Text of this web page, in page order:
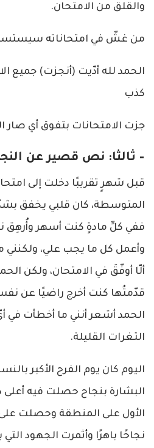
والقلق من الامتحان.
من غشّ في امتحاناته
الحمد لله أدّيت (أنجزت) جميع
كذب
جزت الامتحانات بتفوق أي صار
– ثالثا: نص قصير عن
قبل شهرٍ تقريبًا دخلت إلى
المتوسطة، كان قلبي يخفق
ففي كلِّ مادةٍ كنت أسهر وأُرهِق
وأعمل كل ما يجب علي، ولكنني
ألّا أوفّقَ في الامتحان، ولكن
قدّمتُها كنت أخرج راضيًا عن
الحمد أشعر أنني ما أخطأت
الثغرات القليلة.
اليوم كان يوم الفرح الأكبر
البشارة بنجاح حصلت فيه
الأول على المنطقة وحصلت
نجاحًا باهرًا وأثمرت الجهود التي